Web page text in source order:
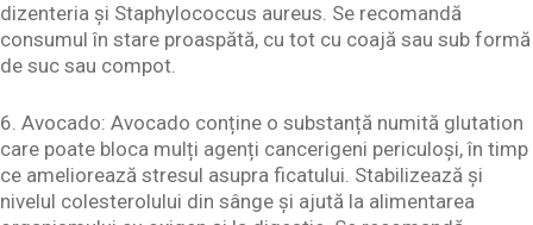
dizenteria și Staphylococcus aureus. Se recomandă
consumul în stare proaspătă, cu tot cu coajă sau sub formă
de suc sau compot.
6. Avocado: Avocado conține o substanță numită glutation
care poate bloca mulți agenți cancerigeni periculoși, în timp
ce ameliorează stresul asupra ficatului. Stabilizează și
nivelul colesterolului din sânge și ajută la alimentarea